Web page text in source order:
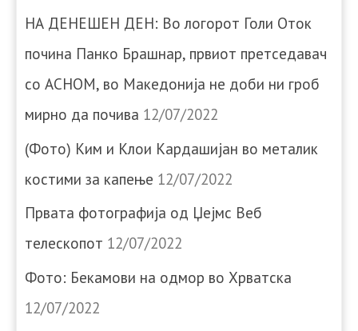
НА ДЕНЕШЕН ДЕН: Во логорот Голи Оток
почина Панко Брашнар, првиот претседавач
со АСНОМ, во Македонија не доби ни гроб
мирно да почива 12/07/2022
(Фото) Ким и Клои Кардашијан во металик
костими за капење 12/07/2022
Првата фотографија од Џејмс Веб
телескопот 12/07/2022
Фото: Бекамови на одмор во Хрватска
12/07/2022